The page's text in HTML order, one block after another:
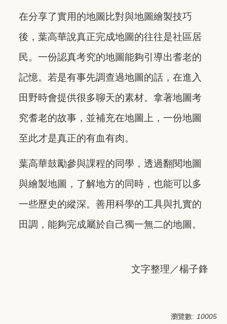
在分享了實用的地圖比對與地圖繪製技巧
後，葉高華說真正完成地圖的往往是社區居
民。一份認真考究的地圖能夠引導出耆老的
記憶。若是有事先調查過地圖的話，在進入
田野時會提供很多聊天的素材。拿著地圖考
究耆老的故事，並補充在地圖上，一份地圖
至此才是真正的有血有肉。
葉高華鼓勵參與課程的同學，透過翻閱地圖
與繪製地圖，了解地方的同時，也能可以多
一些歷史的縱深。善用科學的工具與扎實的
田調，能夠完成屬於自己獨一無二的地圖。
文字整理／楊子鋒
瀏覽數: 10005